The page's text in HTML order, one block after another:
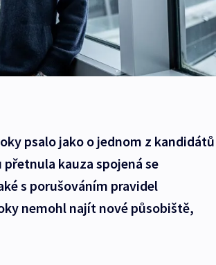
psalo jako o jednom z kandidátů
přetnula kauza spojená se
s porušováním pravidel
nemohl najít nové působiště,